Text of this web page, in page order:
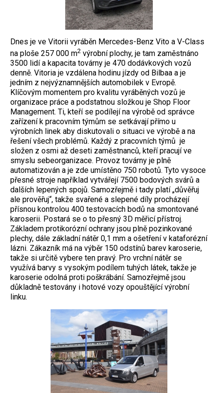
Dnes je ve Vitorii vyráběn Mercedes-Benz Vito a V-Class
na ploše 257 000 m2 výrobní plochy, je tam zaměstnáno
3500 lidí a kapacita továrny je 470 dodávkových vozů
denně. Vitoria je vzdálena hodinu jízdy od Bilbaa a je
jedním z nejvýznamnějších automobilek v Evropě.
Klíčovým momentem pro kvalitu vyráběných vozů je
organizace práce a podstatnou složkou je Shop Floor
Management. Ti, kteří se podílejí na výrobě od správce
zařízení k pracovním týmům se setkávají přímo u
výrobních linek aby diskutovali o situaci ve výrobě a na
řešení všech problémů. Každý z pracovních týmů je
složen z osmi až deseti zaměstnanců, kteří pracují ve
smyslu sebeorganizace. Provoz továrny je plně
automatizován a je zde umístěno 750 robotů. Tyto vysoce
přesné stroje například vytvářejí 7500 bodových svárů a
dalších lepených spojů. Samozřejmě i tady platí „důvěřuj
ale prověřuj“, takže svařené a slepené díly procházejí
přísnou kontrolou 400 testovacích bodů na smontované
karoserii. Postará se o to přesný 3D měřicí přístroj.
Základem protikorózní ochrany jsou plně pozinkované
plechy, dále základní nátěr 0,1 mm a ošetření v kataforézní
lázni. Zákazník má na výběr 150 odstínů barev karoserie,
takže si určitě vybere ten pravý. Pro vrchní nátěr se
využívá barvy s vysokým podílem tuhých látek, takže je
karoserie odolná proti poškrábání. Samozřejmě jsou
důkladně testovány i hotové vozy opouštějící výrobní
linku.